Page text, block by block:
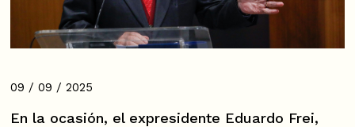
09 / 09 / 2025
En la ocasión, el expresidente Eduardo Frei,